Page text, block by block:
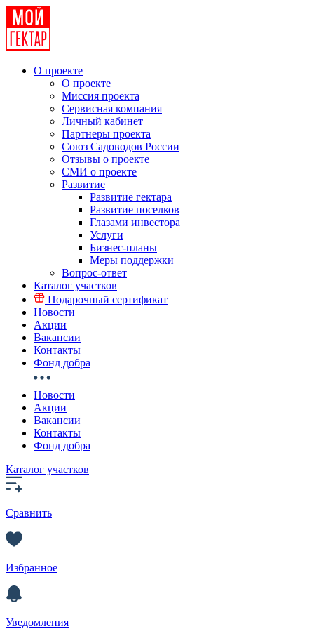
О проекте
О проекте
Миссия проекта
Сервисная компания
Личный кабинет
Партнеры проекта
Союз Садоводов России
Отзывы о проекте
СМИ о проекте
Развитие
Развитие гектара
Развитие поселков
Глазами инвестора
Услуги
Бизнес-планы
Меры поддержки
Вопрос-ответ
Каталог участков
Подарочный сертификат
Новости
Акции
Вакансии
Контакты
Фонд добра
Новости
Акции
Вакансии
Контакты
Фонд добра
Каталог участков
Сравнить
Избранное
Уведомления